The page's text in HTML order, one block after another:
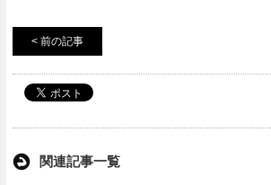
< 前の記事
関連記事一覧